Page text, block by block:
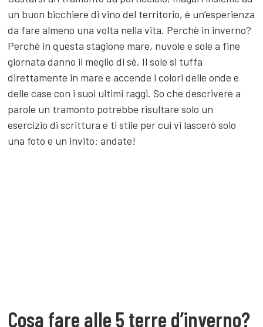
un buon bicchiere di vino del territorio, è un’esperienza
da fare almeno una volta nella vita. Perchè in inverno?
Perchè in questa stagione mare, nuvole e sole a fine
giornata danno il meglio di sè. Il sole si tuffa
direttamente in mare e accende i colori delle onde e
delle case con i suoi ultimi raggi. So che descrivere a
parole un tramonto potrebbe risultare solo un
esercizio di scrittura e ti stile per cui vi lascerò solo
una foto e un invito: andate!